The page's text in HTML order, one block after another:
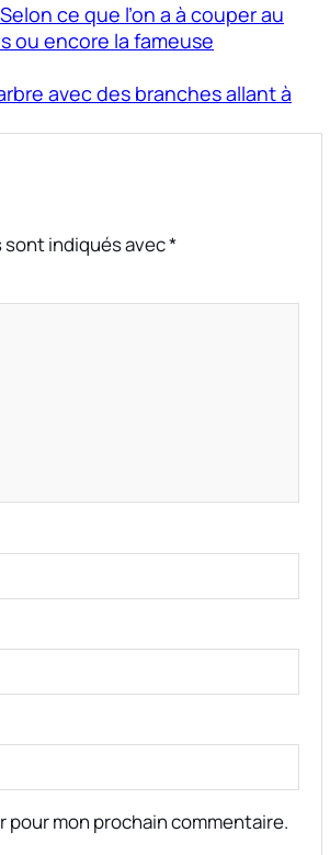
ce que l’on a à couper au
ou encore la fameuse
avec des branches allant à
indiqués avec*
pour mon prochain commentaire.